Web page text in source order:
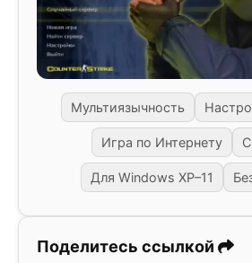
Мультиязычность
Игра по Интернету
Для Windows XP–11
Поделитесь ссылкой